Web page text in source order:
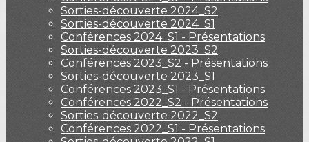
Sorties-découverte 2024_S2
Sorties-découverte 2024_S1
Conférences 2024_S1 - Présentations
Sorties-découverte 2023_S2
Conférences 2023_S2 - Présentations
Sorties-découverte 2023_S1
Conférences 2023_S1 - Présentations
Conférences 2022_S2 - Présentations
Sorties-découverte 2022_S2
Conférences 2022_S1 - Présentations